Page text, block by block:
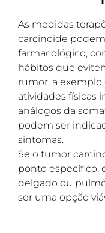
As medidas
carcinoide
farmacológico,
hábitos que
rumor, a
atividades físicas
análogos da
podem ser
sintomas.
Se o tumor
ponto específico,
delgado ou
ser uma opção